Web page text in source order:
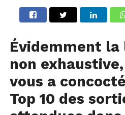
Évidemment
non
vous a
Top 10 des